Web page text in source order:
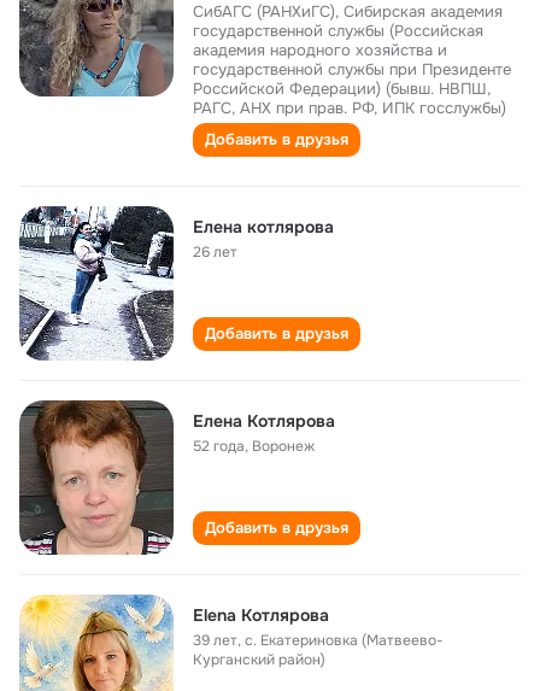
СибАГС (РАНХиГС), Сибирская академия
государственной службы (Российская
академия народного хозяйства и
государственной службы при Президенте
Российской Федерации) (бывш. НВПШ,
РАГС, АНХ при прав. РФ, ИПК госслужбы)
Добавить в друзья
Елена котлярова
26 лет
Добавить в друзья
Елена Котлярова
52 года, Воронеж
Добавить в друзья
Elena Котлярова
39 лет,с. Екатериновка (Матвеево-
Курганский район)